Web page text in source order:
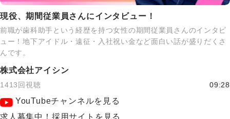
現役、期間従業員さんにインタビュー！
前職が歯科助手という経歴を持つ女性の期間従業員さんのインタビ
ュー！地下アイドル・遠征・入社祝い金など面白い話が盛りだくさ
んです。
株式会社アイシン
1413回視聴 09:28
YouTubeチャンネルを見る
求人募集中！採用サイトを見る